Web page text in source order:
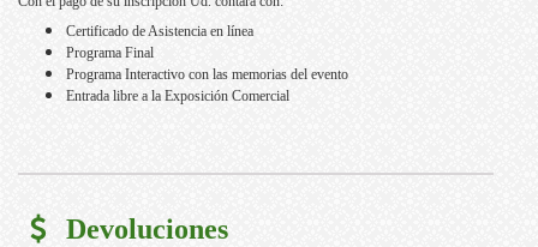
Certificado de Asistencia en línea
Programa Final
Programa Interactivo con las memorias del evento
Entrada libre a la Exposición Comercial
Devoluciones